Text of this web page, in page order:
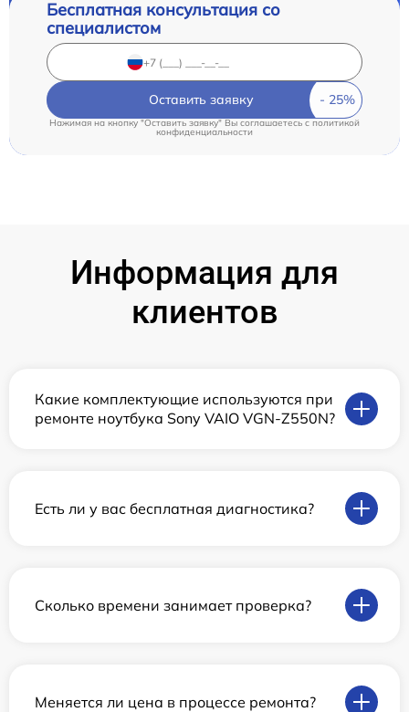
Бесплатная консультация со
специалистом
Оставить заявку
Нажимая на кнопку "Оставить заявку" Вы соглашаетесь c политикой
конфиденциальности
Информация для
клиентов
Какие комплектующие используются при
ремонте ноутбука Sony VAIO VGN-Z550N?
Есть ли у вас бесплатная диагностика?
Сколько времени занимает проверка?
Меняется ли цена в процессе ремонта?